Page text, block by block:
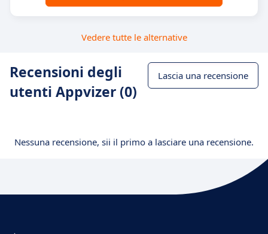
Vedere tutte le alternative
Recensioni degli
utenti Appvizer (0)
Lascia una recensione
Nessuna recensione, sii il primo a lasciare una recensione.